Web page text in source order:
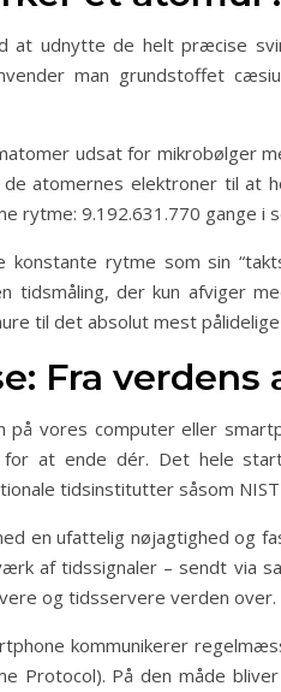
at udnytte de helt præcise
man grundstoffet
udsat for mikrobølger
atomernes elektroner til at
rytme: 9.192.631.770 gange i
konstante rytme som sin
tidsmåling, der kun afviger
til det absolut mest
Fra
på vores computer eller
for at ende dér. Det hele
tidsinstitutter såsom NIST
en ufattelig nøjagtighed og
af tidssignaler – sendt via
og tidsservere verden over.
kommunikerer
Protocol). På den måde